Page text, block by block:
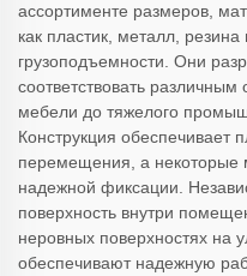
ассортименте размеров,
как пластик, металл,
грузоподъемности. Они
соответствовать
мебели до тяжелого
Конструкция обеспечивает
перемещения, а
надежной фиксации.
поверхность внутри
неровных поверхностях на
обеспечивают надежную